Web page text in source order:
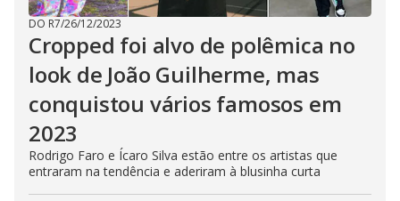
DO R7/26/12/2023
Cropped foi alvo de polêmica no
look de João Guilherme, mas
conquistou vários famosos em
2023
Rodrigo Faro e Ícaro Silva estão entre os artistas que
entraram na tendência e aderiram à blusinha curta